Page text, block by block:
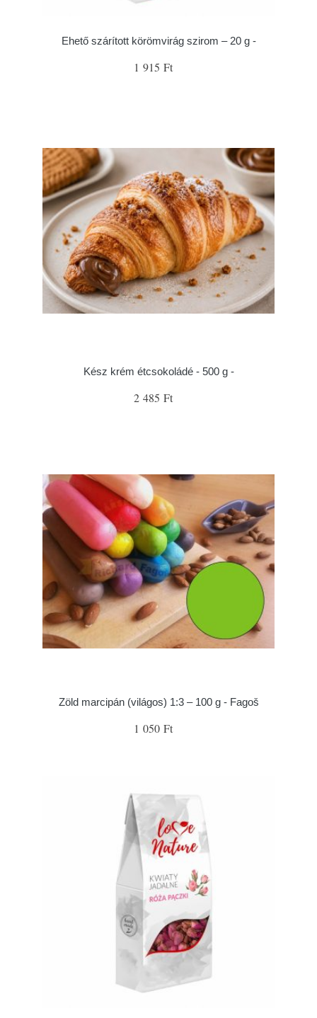
Ehető szárított körömvirág szirom – 20 g -
1 915 Ft
Kész krém étcsokoládé - 500 g -
2 485 Ft
Zöld marcipán (világos) 1:3 – 100 g - Fagoš
1 050 Ft